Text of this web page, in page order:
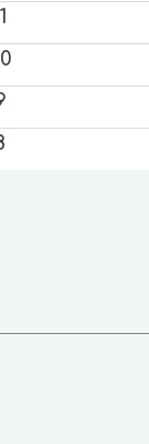
i nytt vindu)
i nytt vindu)
i nytt vindu)
i nytt vindu)